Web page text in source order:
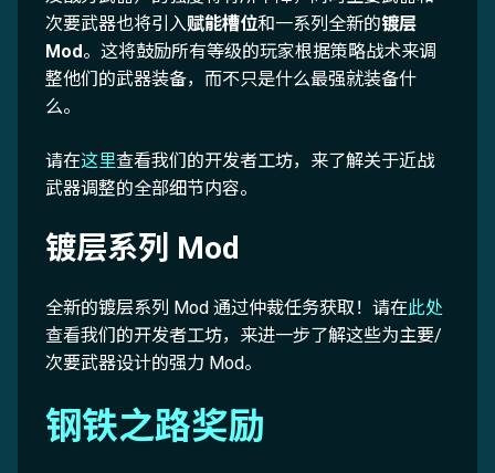
次要武器也将引入赋能槽位和一系列全新的镀层
Mod。这将鼓励所有等级的玩家根据策略战术来调
整他们的武器装备，而不只是什么最强就装备什
么。
请在这里查看我们的开发者工坊，来了解关于近战
武器调整的全部细节内容。
镀层系列 Mod
全新的镀层系列 Mod 通过仲裁任务获取！请在此处
查看我们的开发者工坊，来进一步了解这些为主要/
次要武器设计的强力 Mod。
钢铁之路奖励